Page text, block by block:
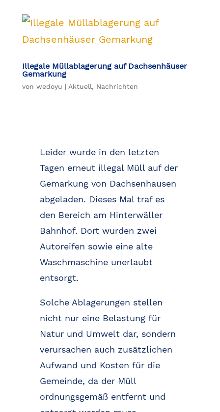
Illegale Müllablagerung auf Dachsenhäuser
Gemarkung
von wedoyu | Aktuell, Nachrichten
Leider wurde in den letzten
Tagen erneut illegal Müll auf der
Gemarkung von Dachsenhausen
abgeladen. Dieses Mal traf es
den Bereich am Hinterwäller
Bahnhof. Dort wurden zwei
Autoreifen sowie eine alte
Waschmaschine unerlaubt
entsorgt.
Solche Ablagerungen stellen
nicht nur eine Belastung für
Natur und Umwelt dar, sondern
verursachen auch zusätzlichen
Aufwand und Kosten für die
Gemeinde, da der Müll
ordnungsgemäß entfernt und